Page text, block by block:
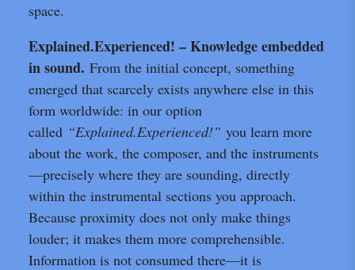
space.
Explained.Experienced! – Knowledge embedded
in sound. From the initial concept, something
emerged that scarcely exists anywhere else in this
form worldwide: in our option
called “Explained.Experienced!” you learn more
about the work, the composer, and the instruments
—precisely where they are sounding, directly
within the instrumental sections you approach.
Because proximity does not only make things
louder; it makes them more comprehensible.
Information is not consumed there—it is